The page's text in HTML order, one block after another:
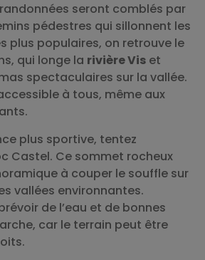
seront comblés par
pédestres qui sillonnent les
plus populaires, on retrouve le
qui longe la rivière Vis et
spectaculaires sur la vallée.
à tous, même aux
plus sportive, tentez
Castel. Ce sommet rocheux
à couper le souffle sur
vallées environnantes.
de l’eau et de bonnes
car le terrain peut être